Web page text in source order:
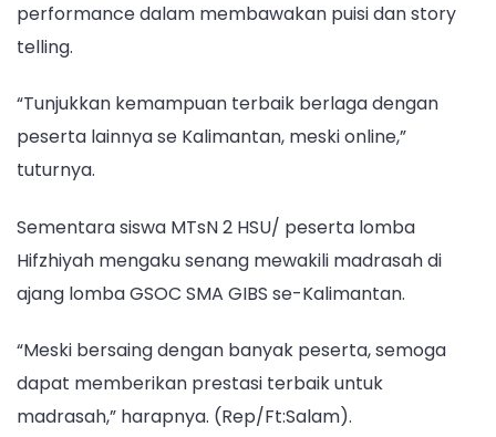
performance dalam membawakan puisi dan story
telling.
“Tunjukkan kemampuan terbaik berlaga dengan
peserta lainnya se Kalimantan, meski online,”
tuturnya.
Sementara siswa MTsN 2 HSU/ peserta lomba
Hifzhiyah mengaku senang mewakili madrasah di
ajang lomba GSOC SMA GIBS se-Kalimantan.
“Meski bersaing dengan banyak peserta, semoga
dapat memberikan prestasi terbaik untuk
madrasah,” harapnya. (Rep/Ft:Salam).